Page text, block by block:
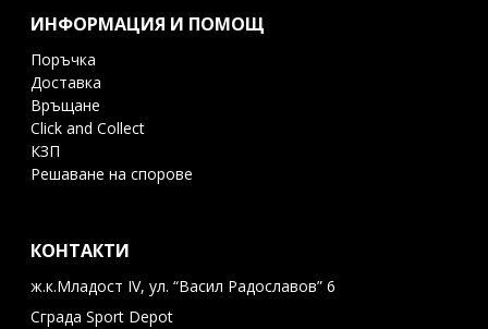
ИНФОРМАЦИЯ И ПОМОЩ
Поръчка
Доставка
Връщане
Click and Collect
КЗП
Решаване на спорове
КОНТАКТИ
ж.к.Младост IV, ул. “Васил Радославов” 6
Сграда Sport Depot